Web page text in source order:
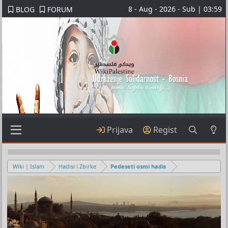
BLOG FORUM 8 - Aug - 2026 - Sub | 03:59
Prijava Regist
Wiki | Islam Hadisi i Zbirke Pedeseti osmi hadis